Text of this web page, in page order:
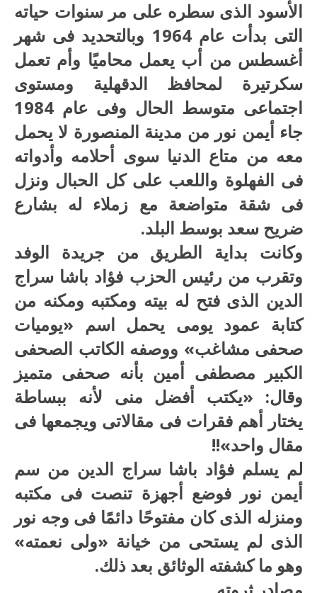
الأسود الذى سطره على مر سنوات حياته
التى بدأت عام 1964 وبالتحديد فى شهر
أغسطس من أب يعمل محاميًا وأم تعمل
سكرتيرة لمحافظ الدقهلية ومستوى
اجتماعى متوسط الحال وفى عام 1984
جاء أيمن نور من مدينة المنصورة لا يحمل
معه من متاع الدنيا سوى أحلامه وأدواته
فى الفهلوة واللعب على كل الحبال ونزل
فى شقة متواضعة مع زملاء له بشارع
ضريح سعد بوسط البلد.
وكانت بداية الطريق من جريدة الوفد
وتقرب من رئيس الحزب فؤاد باشا سراج
الدين الذى فتح له بيته ومكتبه ومكنه من
كتابة عمود يومى يحمل اسم «يوميات
صحفى مشاغب» ووصفه الكاتب الصحفى
الكبير مصطفى أمين بأنه صحفى متميز
وقال: «يكتب أفضل منى لأنه ببساطة
يختار أهم فقرات فى مقالاتى ويجمعها فى
مقال واحد»!!
لم يسلم فؤاد باشا سراج الدين من سم
أيمن نور فوضع أجهزة تنصت فى مكتبه
ومنزله الذى كان مفتوحًا دائمًا فى وجه نور
الذى لم يستحى من خيانة «ولى نعمته»
وهو ما كشفته الوثائق بعد ذلك.